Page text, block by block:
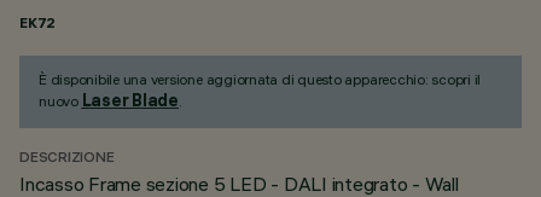
EK72
È disponibile una versione aggiornata di questo apparecchio: scopri il
nuovo Laser Blade.
DESCRIZIONE
Incasso Frame sezione 5 LED - DALI integrato - Wall